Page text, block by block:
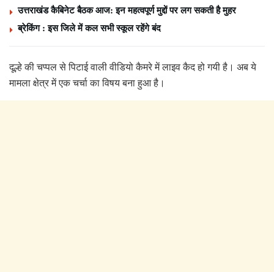
उत्तराखंड कैबिनेट बैठक आज: इन महत्वपूर्ण मुद्दों पर लग सकती है मुहर
ब्रेकिंग : इस जिले में कल सभी स्कूल रहेंगे बंद
दूल्हे की चप्पल से पिटाई वाली वीडियो कैमरे में लाइव कैद हो गयी है। अब ये
मामला क्षेत्र में एक चर्चा का विषय बना हुआ है।